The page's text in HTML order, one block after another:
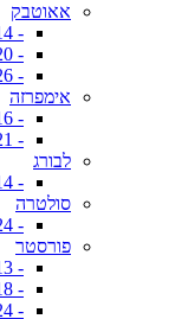
אאוטבק
- 2009-2014
- 2015-2020
- 2021-2026
אימפרזה
- 2011-2016
- 2017-2021
לבורג
- 2014+
סולטרה
- 2024+
פורסטר
- 2008-2013
- 2013-2018
- 2019-2024